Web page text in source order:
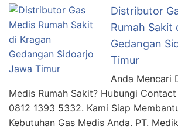
Distributor
Rumah Sakit
Gedangan
Timur
Anda Mencari
Medis Rumah Sakit? Hubungi
0812 1393 5332. Kami Siap
Kebutuhan Gas Medis Anda. PT.